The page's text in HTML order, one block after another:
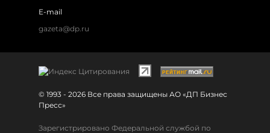
E-mail
gazeta@dp.ru
© 1993 - 2026 Все права защищены АО «ДП Бизнес
Пресс»
Зарегистрировано Федеральной службой по